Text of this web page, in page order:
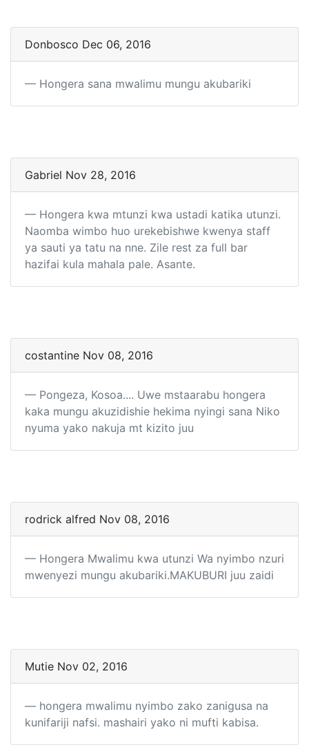
Donbosco Dec 06, 2016
Hongera sana mwalimu mungu akubariki
Gabriel Nov 28, 2016
Hongera kwa mtunzi kwa ustadi katika utunzi.
Naomba wimbo huo urekebishwe kwenya staff
ya sauti ya tatu na nne. Zile rest za full bar
hazifai kula mahala pale. Asante.
costantine Nov 08, 2016
Pongeza, Kosoa.... Uwe mstaarabu hongera
kaka mungu akuzidishie hekima nyingi sana Niko
nyuma yako nakuja mt kizito juu
rodrick alfred Nov 08, 2016
Hongera Mwalimu kwa utunzi Wa nyimbo nzuri
mwenyezi mungu akubariki.MAKUBURI juu zaidi
Mutie Nov 02, 2016
hongera mwalimu nyimbo zako zanigusa na
kunifariji nafsi. mashairi yako ni mufti kabisa.